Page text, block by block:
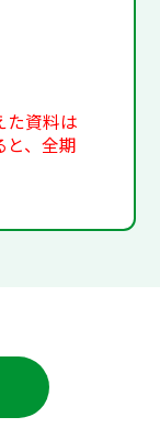
た資料は
と、全期